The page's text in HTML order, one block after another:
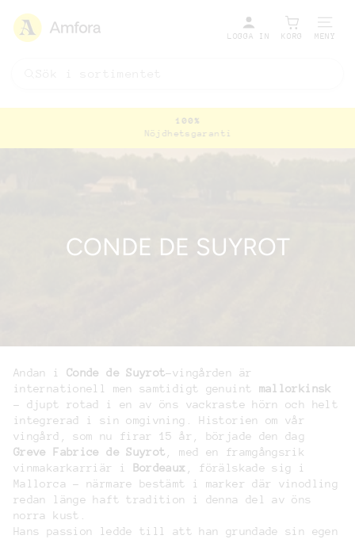
LOGGA IN KORG MENY
Pausa
100%
Nöjdhetsgaranti
CONDE DE SUYROT
Andan i Conde de Suyrot-vingården är
internationell men samtidigt genuint mallorkinsk
– djupt rotad i en av öns vackraste hörn och helt
integrerad i sin omgivning. Historien om vår
vingård, som nu firar 15 år, började den dag
Greve Fabrice de Suyrot , med en framgångsrik
vinmakarkarriär i Bordeaux , förälskade sig i
Mallorca – närmare bestämt i marker där vinodling
redan länge haft tradition i denna del av öns
norra kust.
Hans passion ledde till att han grundade sin egen